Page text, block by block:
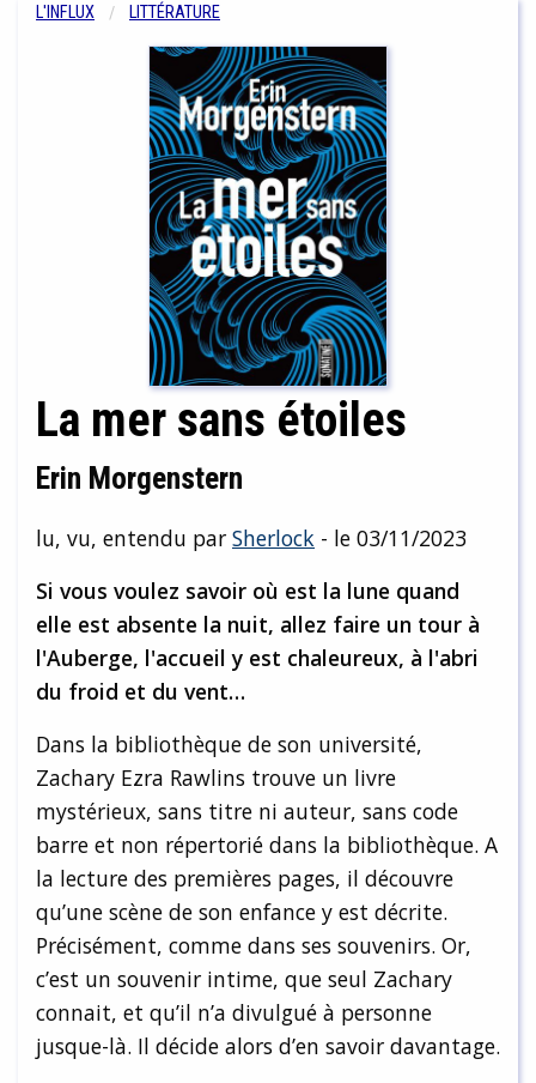
L'INFLUX LITTÉRATURE
La mer sans étoiles
Erin Morgenstern
lu, vu, entendu par Sherlock - le 03/11/2023
Si vous voulez savoir où est la lune quand
elle est absente la nuit, allez faire un tour à
l'Auberge, l'accueil y est chaleureux, à l'abri
du froid et du vent…
Dans la bibliothèque de son université,
Zachary Ezra Rawlins trouve un livre
mystérieux, sans titre ni auteur, sans code
barre et non répertorié dans la bibliothèque. A
la lecture des premières pages, il découvre
qu’une scène de son enfance y est décrite.
Précisément, comme dans ses souvenirs. Or,
c’est un souvenir intime, que seul Zachary
connait, et qu’il n’a divulgué à personne
jusque-là. Il décide alors d’en savoir davantage.